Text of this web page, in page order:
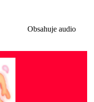
Obsahuje audio